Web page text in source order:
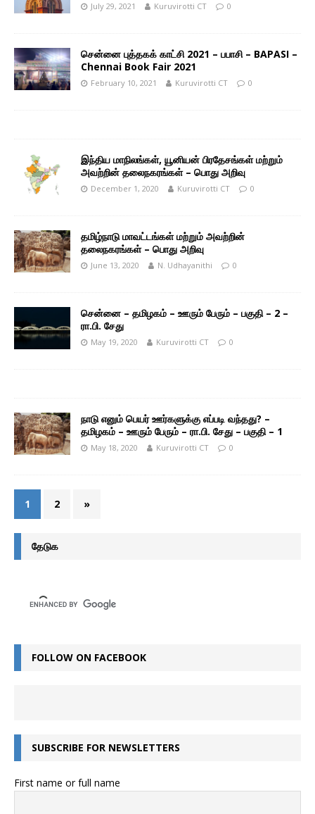
July 29, 2021 Kuruvirotti CT 0
சென்னை புத்தகக் காட்சி 2021 – பபாசி – BAPASI –
Chennai Book Fair 2021
February 10, 2021 Kuruvirotti CT 0
இந்திய மாநிலங்கள், யூனியன் பிரதேசங்கள் மற்றும்
அவற்றின் தலைநகரங்கள் – பொது அறிவு
December 1, 2020 Kuruvirotti CT 0
தமிழ்நாடு மாவட்டங்கள் மற்றும் அவற்றின்
தலைநகரங்கள் – பொது அறிவு
June 13, 2020 N. Udhayanithi 0
சென்னை – தமிழகம் – ஊரும் பேரும் – பகுதி – 2 –
ரா.பி. சேது
May 19, 2020 Kuruvirotti CT 0
நாடு எனும் பெயர் ஊர்களுக்கு எப்படி வந்தது? –
தமிழகம் – ஊரும் பேரும் – ரா.பி. சேது – பகுதி – 1
May 18, 2020 Kuruvirotti CT 0
1 2 »
தேடுக
FOLLOW ON FACEBOOK
SUBSCRIBE FOR NEWSLETTERS
First name or full name